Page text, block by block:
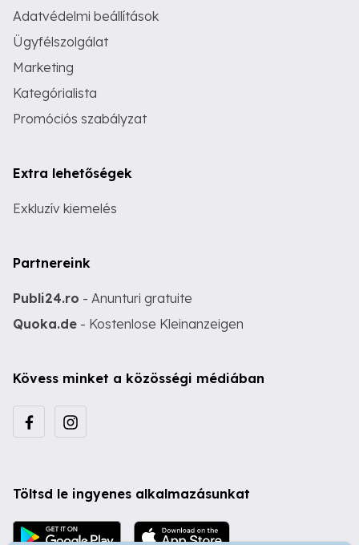
Adatvédelmi beállítások
Ügyfélszolgálat
Marketing
Kategórialista
Promóciós szabályzat
Extra lehetőségek
Exkluzív kiemelés
Partnereink
Publi24.ro - Anunturi gratuite
Quoka.de - Kostenlose Kleinanzeigen
Kövess minket a közösségi médiában
Töltsd le ingyenes alkalmazásunkat